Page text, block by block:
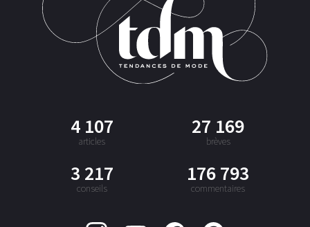
4 107
articles
27 169
brèves
3 217
conseils
176 793
commentaires